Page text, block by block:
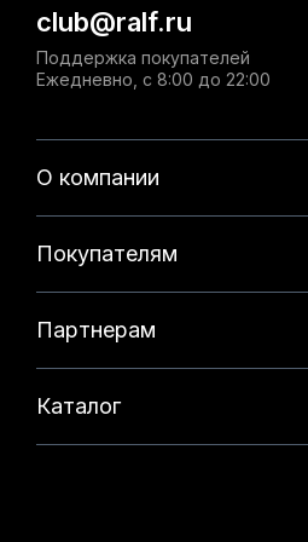
О компании
Покупателям
Партнерам
Каталог
club@ralf.ru
Поддержка покупателей
Ежедневно, с 8:00 до 22:00